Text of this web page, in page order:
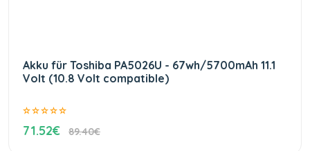
Akku für Toshiba PA5026U - 67wh/5700mAh 11.1
Volt (10.8 Volt compatible)
71.52€ 89.40€